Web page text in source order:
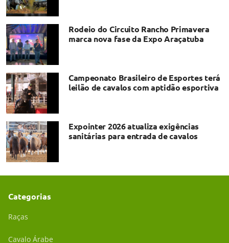
Rodeio do Circuito Rancho Primavera
marca nova fase da Expo Araçatuba
Campeonato Brasileiro de Esportes terá
leilão de cavalos com aptidão esportiva
Expointer 2026 atualiza exigências
sanitárias para entrada de cavalos
Categorias
Raças
Cavalo Árabe